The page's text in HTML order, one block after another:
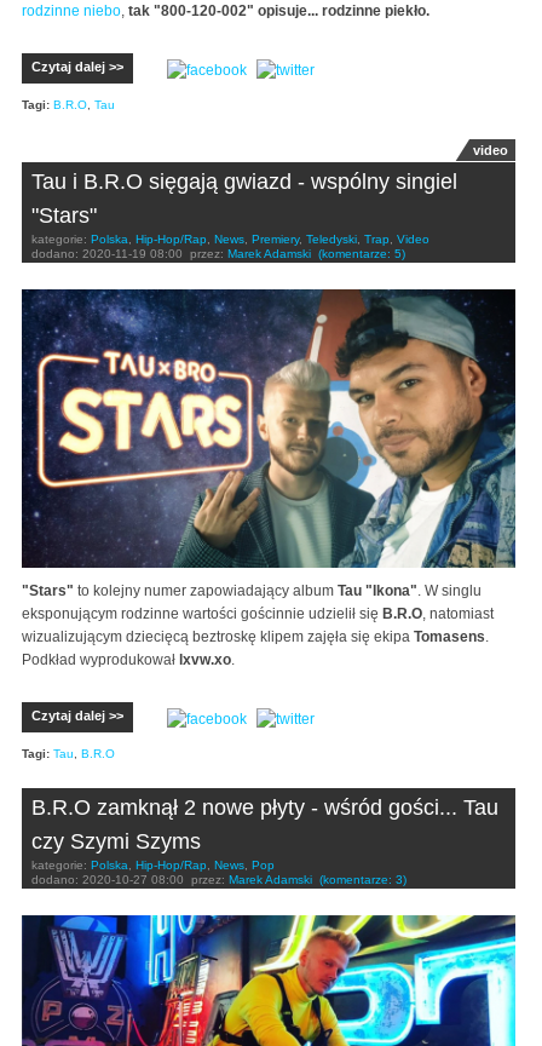
rodzinne niebo, tak "800-120-002" opisuje... rodzinne piekło.
Czytaj dalej >>
Tagi: B.R.O Tau
video
Tau i B.R.O sięgają gwiazd - wspólny singiel
"Stars"
kategorie: Polska Hip-Hop/Rap News Premiery, Teledyski Trap
Video
dodano: 2020-11-19 08:00 przez: Marek Adamski (komentarze: 5)
"Stars" to kolejny numer zapowiadający album Tau "Ikona" . W singlu
eksponującym rodzinne wartości gościnnie udzielił się B.R.O , natomiast
wizualizującym dziecięcą beztroskę klipem zajęła się ekipa Tomasens
Podkład wyprodukował lxvw.xo
Czytaj dalej >>
Tagi: Tau B.R.O
B.R.O zamknął 2 nowe płyty - wśród gości... Tau
czy Szymi Szyms
kategorie: Polska Hip-Hop/Rap News Pop
dodano: 2020-10-27 08:00 przez: Marek Adamski (komentarze: 3)